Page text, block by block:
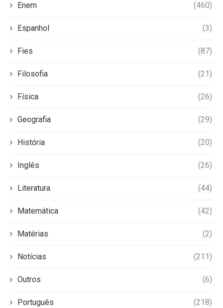
Enem (460)
Espanhol (3)
Fies (87)
Filosofia (21)
Física (26)
Geografia (29)
História (20)
Inglês (26)
Literatura (44)
Matemática (42)
Matérias (2)
Notícias (211)
Outros (6)
Português (218)